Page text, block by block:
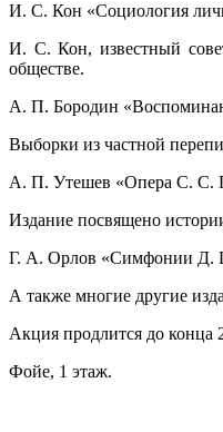
И. С. Кон «Социология
И. С. Кон, известный
обществе.
А. П. Бородин
Выборки из частной
А. П. Утешев «Опера С. С.
Издание посвящено
Г. А. Орлов «Симфонии Д.
А также многие другие
Акция продлится до конца
Фойе, 1 этаж.